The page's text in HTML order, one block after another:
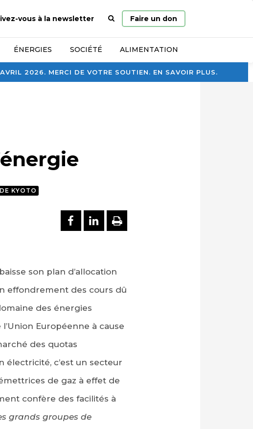
2026. MERCI DE VOTRE SOUTIEN. EN SAVOIR PLUS.
vous à la newsletter
Page
d’accueil
Faire un don
ÉNERGIES SOCIÉTÉ ALIMENTATION
KYOTO
PARTAGER SUR FACEBOOK
PARTAGER SUR
IMPRIMER
son plan d’allocation
effondrement des cours dû
des énergies
Européenne à cause
des quotas
électricité, c’est un secteur
de gaz à effet de
confère des facilités à
grands groupes de